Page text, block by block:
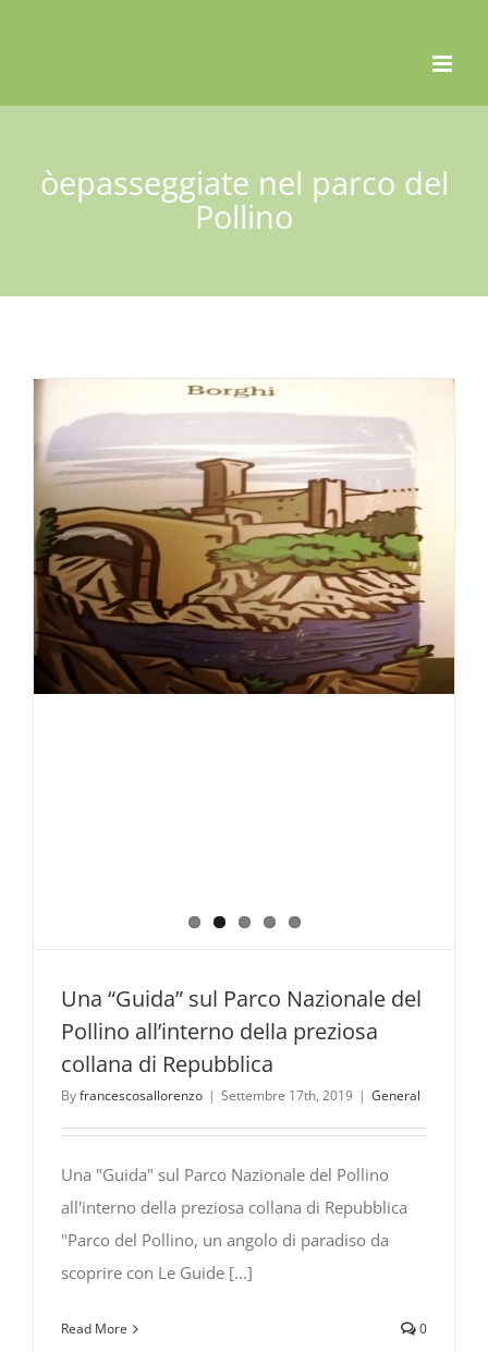
òepasseggiate nel parco del
Pollino
Una “Guida” sul Parco Nazionale del
Pollino all’interno della preziosa
collana di Repubblica
Byfrancescosallorenzo | Settembre 17th, 2019 | General
Una "Guida" sul Parco Nazionale del Pollino
all'interno della preziosa collana di Repubblica
"Parco del Pollino, un angolo di paradiso da
scoprire con Le Guide [...]
Read More 0